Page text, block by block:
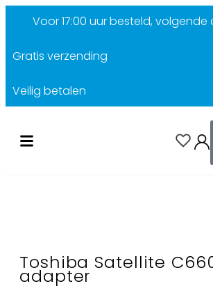
Voor 17:00 uur besteld, volgende
Gratis verzending
Veilig betalen
Toshiba Satellite
adapter